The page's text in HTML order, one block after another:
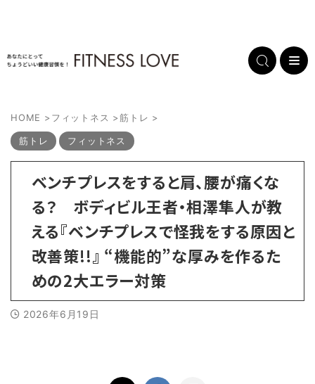
HOME >フィットネス >筋トレ >
筋トレ フィットネス
ベンチプレスをすると肩、腰が痛くな
る？ ボディビル王者・相澤隼人が教
える『ベンチプレスで怪我をする原因と
改善策!!』 “機能的”な厚みを作るた
めの2大エラー対策
2026年6月19日